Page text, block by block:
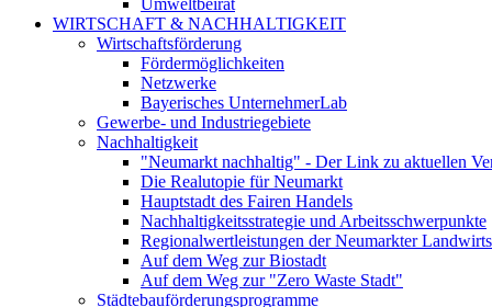
Umweltbeirat
WIRTSCHAFT & NACHHALTIGKEIT
Wirtschaftsförderung
Fördermöglichkeiten
Netzwerke
Bayerisches UnternehmerLab
Gewerbe- und Industriegebiete
Nachhaltigkeit
"Neumarkt nachhaltig" - Der Link zu aktuellen
Die Realutopie für Neumarkt
Hauptstadt des Fairen Handels
Nachhaltigkeitsstrategie und Arbeitsschwerpunkte
Regionalwertleistungen der Neumarkter
Auf dem Weg zur Biostadt
Auf dem Weg zur "Zero Waste Stadt"
Städtebauförderungsprogramme